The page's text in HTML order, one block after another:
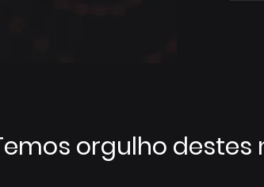
orgulho destes